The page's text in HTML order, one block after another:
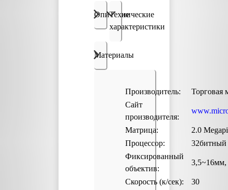
Описание
Технические
характеристики
Материалы
Производитель:
Торговая
Сайт
производителя:
Матрица:
2.0
Процессор:
Фиксированный
объектив:
Скорость (к/сек):
30